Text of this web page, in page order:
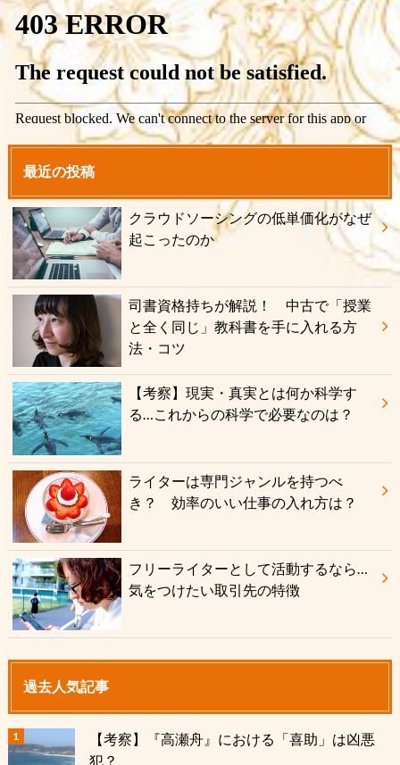
最近の投稿
クラウドソーシングの低単価化がなぜ
起こったのか
司書資格持ちが解説！ 中古で「授業
と全く同じ」教科書を手に入れる方
法・コツ
【考察】現実・真実とは何か科学す
る…これからの科学で必要なのは？
ライターは専門ジャンルを持つべ
き？ 効率のいい仕事の入れ方は？
フリーライターとして活動するなら…
気をつけたい取引先の特徴
過去人気記事
【考察】『高瀬舟』における「喜助」は凶悪
犯？